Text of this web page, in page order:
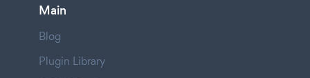
Main
Blog
Plugin Library